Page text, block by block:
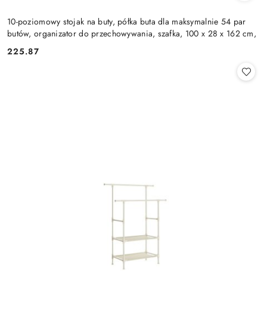
10-poziomowy stojak na buty, półka buta dla maksymalnie 54 par
butów, organizator do przechowywania, szafka, 100 x 28 x 162 cm,
Cena:
225.87